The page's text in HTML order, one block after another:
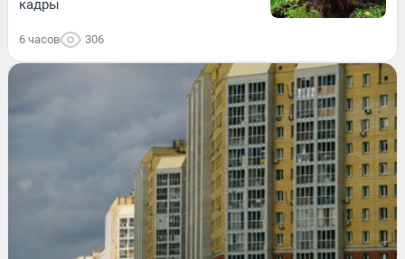
кадры
6 часов 306